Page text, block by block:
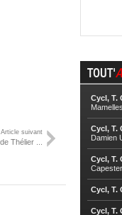
Article suivant
Thélier ...
TOUT'
Cycl, T.
Mamelles
Cycl, T.
Damien
Cycl, T.
Cycl, T.
Cycl, T.